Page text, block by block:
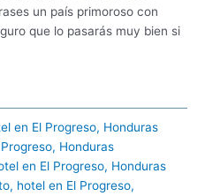
un país primoroso con
que lo pasarás muy bien si
en El Progreso, Honduras
Honduras
en El Progreso, Honduras
hotel en El Progreso,